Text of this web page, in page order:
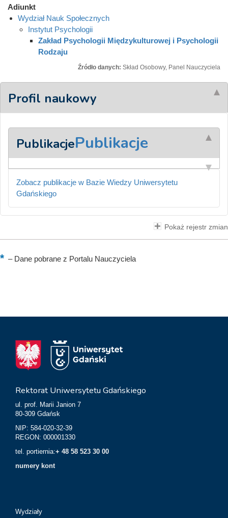
Adiunkt
Wydział Nauk Społecznych
Instytut Psychologii
Zakład Psychologii Międzykulturowej i Psychologii
Rodzaju
Źródło danych: Skład Osobowy, Panel Nauczyciela
Profil naukowy
PublikacjePublikacje
Zobacz publikacje w Bazie Wiedzy Uniwersytetu
Gdańskiego
Pokaż rejestr zmian
–Dane pobrane z Portalu Nauczyciela
Rektorat Uniwersytetu Gdańskiego
ul. prof. Marii Janion 7
80-309 Gdańsk
NIP: 584-020-32-39
REGON: 000001330
tel. portiernia:+ 48 58 523 30 00
numery kont
Wydziały